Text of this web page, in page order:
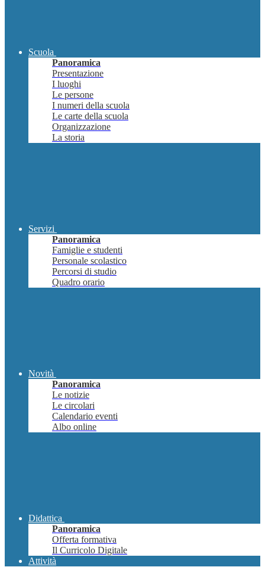
Scuola
Panoramica
Presentazione
I luoghi
Le persone
I numeri della scuola
Le carte della scuola
Organizzazione
La storia
Servizi
Panoramica
Famiglie e studenti
Personale scolastico
Percorsi di studio
Quadro orario
Novità
Panoramica
Le notizie
Le circolari
Calendario eventi
Albo online
Didattica
Panoramica
Offerta formativa
Il Curricolo Digitale
Attività